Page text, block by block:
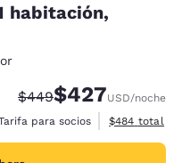
habitación,
Tarifa tachada:
$449Tarifa reducida:
$427USD/noche
para socios
Ver detalles
$484 total